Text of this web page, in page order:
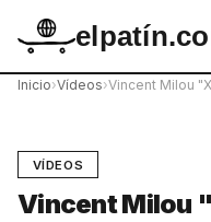
Inicio›Vídeos›Vincent Milou
VÍDEOS
Vincent Milou